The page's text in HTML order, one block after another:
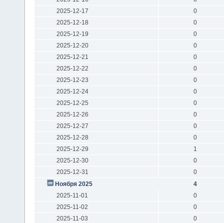
2025-12-17
0
2025-12-18
0
2025-12-19
0
2025-12-20
0
2025-12-21
0
2025-12-22
0
2025-12-23
0
2025-12-24
0
2025-12-25
0
2025-12-26
0
2025-12-27
0
2025-12-28
0
2025-12-29
1
2025-12-30
0
2025-12-31
0
Ноября 2025
4
2025-11-01
0
2025-11-02
0
2025-11-03
0